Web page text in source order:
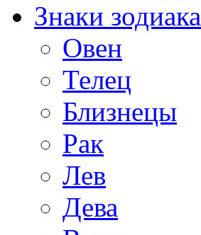
Знаки зодиака
Овен
Телец
Близнецы
Рак
Лев
Дева